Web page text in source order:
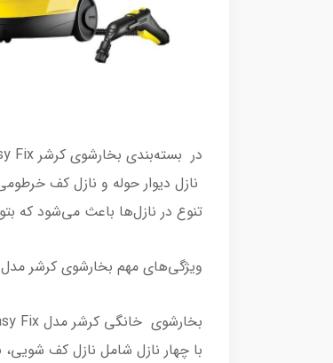
نازل دیوار حوله و نازل کف
تنوع در نازل‌ها باعث می‌شود که
ویژگی‌های مهم بخارشوی کرشر مدل SC2 Easy Fix
با چهار نازل شامل نازل کف